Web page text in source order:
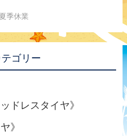
季休業
テゴリー
ドレスタイヤ》
》